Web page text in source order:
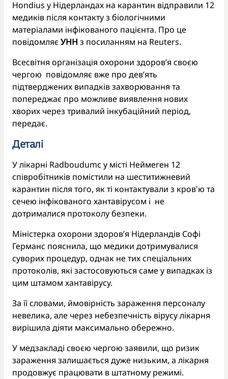
Hondius у Нідерландах на карантин відправили 12
медиків після контакту з біологічними
матеріалами інфікованого пацієнта. Про це
повідомляє УНН з посиланням на Reuters.
Всесвітня організація охорони здоров’я своєю
чергою повідомляє вже про дев’ять
підтверджених випадків захворювання та
попереджає про можливе виявлення нових
хворих через тривалий інкубаційний період,
передає.
Деталі
У лікарні Radboudumc у місті Неймеген 12
співробітників помістили на шеститижневий
карантин після того, як ті контактували з кров'ю та
сечею інфікованого хантавірусом і не
дотрималися протоколу безпеки.
Міністерка охорони здоров’я Нідерландів Софі
Германс пояснила, що медики дотримувалися
суворих процедур, однак не тих спеціальних
протоколів, які застосовуються саме у випадках із
цим штамом хантавірусу.
За її словами, ймовірність зараження персоналу
невелика, але через небезпечність вірусу лікарня
вирішила діяти максимально обережно.
У медзакладі своєю чергою заявили, що ризик
зараження залишається дуже низьким, а лікарня
продовжує працювати в штатному режимі.